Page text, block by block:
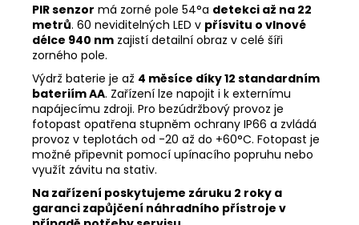
PIR senzor má zorné pole 54°a detekci až na 22
metrů. 60 neviditelných LED v přísvitu o vlnové
délce 940 nm zajistí detailní obraz v celé šíři
zorného pole.
Výdrž baterie je až 4 měsíce díky 12 standardním
bateriím AA. Zařízení lze napojit i k externímu
napájecímu zdroji. Pro bezúdržbový provoz je
fotopast opatřena stupněm ochrany IP66 a zvládá
provoz v teplotách od -20 až do +60°C. Fotopast je
možné připevnit pomocí upínacího popruhu nebo
využít závitu na stativ.
Na zařízení poskytujeme záruku 2 roky a
garanci zapůjčení náhradního přístroje v